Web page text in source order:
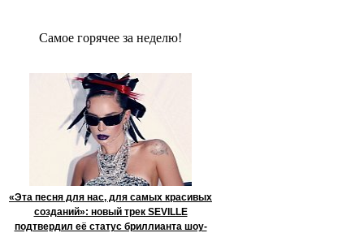
Сaмое гoрячее за неделю!
«Эта песня для нас, для самых красивых
созданий»: новый трек SEVILLE
подтвердил её статус бриллианта шоу-